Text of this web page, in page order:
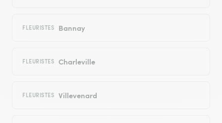
FLEURISTES Bannay
FLEURISTES Charleville
FLEURISTES Villevenard